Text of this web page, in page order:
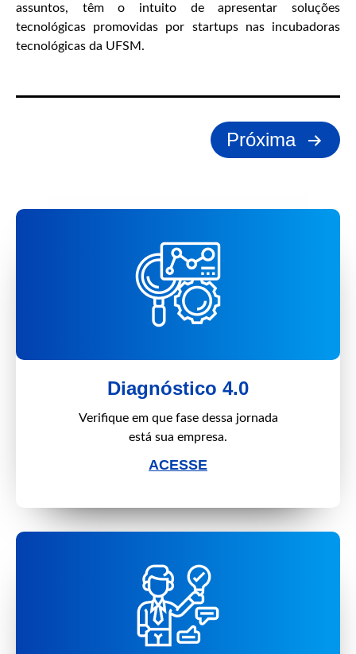
assuntos, têm o intuito de apresentar soluções
tecnológicas promovidas por startups nas incubadoras
tecnológicas da UFSM.
posts
Próxima
Diagnóstico 4.0
Verifique em que fase dessa jornada
está sua empresa.
ACESSE